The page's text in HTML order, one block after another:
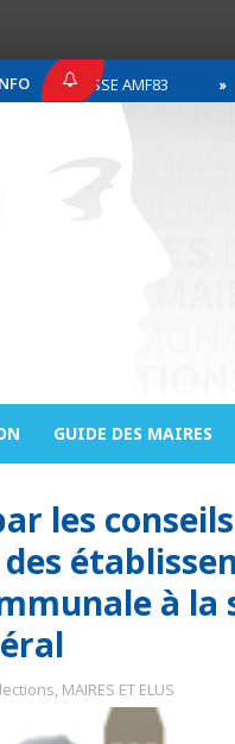
DE PRESSE AMF83
GUIDE DES MAIRES
les
à la
, MAIRES ET ELUS